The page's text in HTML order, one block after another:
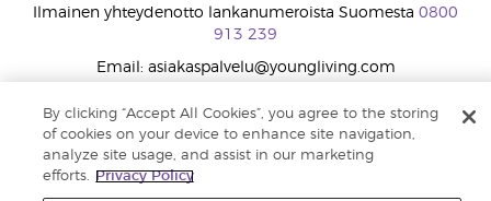
Ilmainen yhteydenotto lankanumeroista Suomesta 0800
913 239
Email: asiakaspalvelu@youngliving.com
Tekijänoikeus © 2021 Young Living Essential Oils. Kaikki oikeudet
pidätetään. |Yksityisyydensuoja
By clicking “Accept All Cookies”, you agree to the storing
of cookies on your device to enhance site navigation,
analyze site usage, and assist in our marketing
efforts.
Privacy Policy